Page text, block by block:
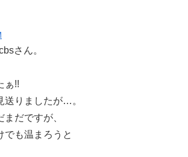
さん。
ぁ!!
送りましたが…。
だですが、
でも温まろうと